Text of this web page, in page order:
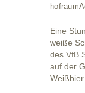
Eine
weiße
des VfB
auf der
Weißbier